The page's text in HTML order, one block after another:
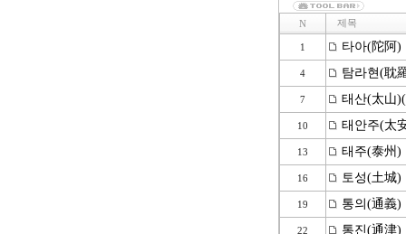
N 제목
1 타아(陀阿)
4 탐라현(耽
7 태산(太山
10 태안주(太
13 태주(泰州)
16 토성(土城)
19 통의(通義)
22 통진(通津)